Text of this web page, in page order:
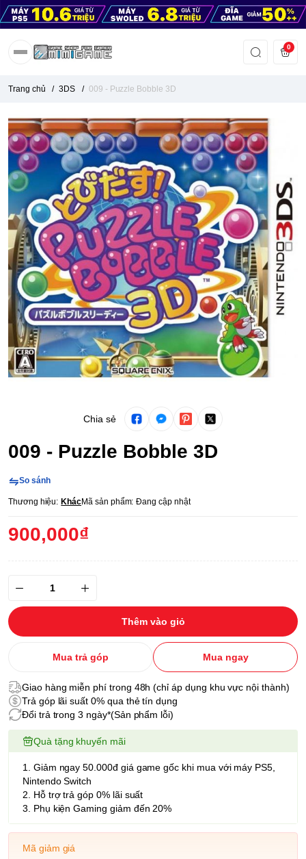
0
Trang chủ / 3DS / 009 - Puzzle Bobble 3D
Chia sẻ
009 - Puzzle Bobble 3D
So sánh
Thương hiệu: KhácMã sản phẩm: Đang cập nhật
900,000₫
Thêm vào giỏ
Mua trả góp Mua ngay
Giao hàng miễn phí trong 48h (chỉ áp dụng khu vực nội thành)
Trả góp lãi suất 0% qua thẻ tín dụng
Đổi trả trong 3 ngày*(Sản phẩm lỗi)
Quà tặng khuyến mãi
1. Giảm ngay 50.000đ giá game gốc khi mua với máy PS5,
Nintendo Switch
2. Hỗ trợ trả góp 0% lãi suất
3. Phụ kiện Gaming giảm đến 20%
Mã giảm giá